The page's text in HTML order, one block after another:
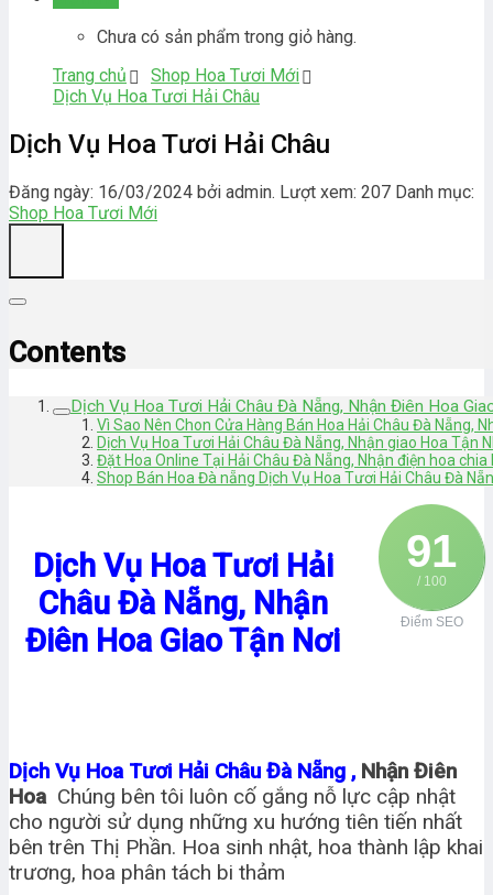
Chưa có sản phẩm trong giỏ hàng.
Trang chủ
Shop Hoa Tươi Mới
Dịch Vụ Hoa Tươi Hải Châu
Dịch Vụ Hoa Tươi Hải Châu
Đăng ngày: 16/03/2024 bởi admin. Lượt xem: 207 Danh mục:
Shop Hoa Tươi Mới
Contents
Dịch Vụ Hoa Tươi Hải Châu Đà Nẵng, Nhận Điên Hoa
Vì Sao Nên Chon Cửa Hàng Bán Hoa Hải Châu Đà Nẵng,
Dịch Vụ Hoa Tươi Hải Châu Đà Nẵng, Nhận giao Hoa Tận
Đặt Hoa Online Tại Hải Châu Đà Nẵng, Nhận điện hoa
Shop Bán Hoa Đà nẵng Dịch Vụ Hoa Tươi Hải Châu Đà
91
/ 100
Điểm SEO
Dịch Vụ Hoa Tươi Hải
Châu Đà Nẵng, Nhận
Điên Hoa Giao Tận Nơi
Dịch Vụ Hoa Tươi Hải Châu Đà Nẵng , Nhận Điên
Hoa Chúng bên tôi luôn cố gắng nỗ lực cập nhật
cho người sử dụng những xu hướng tiên tiến nhất
bên trên Thị Phần. Hoa sinh nhật, hoa thành lập khai
trương, hoa phân tách bi thảm